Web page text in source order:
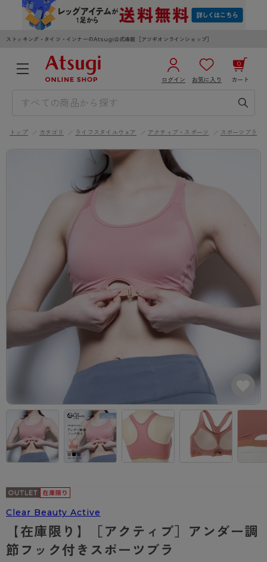
ストッキング・タイツ・インナーのAtsugi公式通販［アツギオンラインショップ］
ログイン お気に入り カート
0
カートを見る
3,980円以上のご購入で送料無料
ログイン／新規会員登録
WOMEN KIDS
カテゴリから探す
レッグウェア
ストッキング
- 無地ストッキング
- 柄ストッキング
- ショート丈ストッキング
- 着圧ストッキング
- パンティ部レスストッキング
タイツ
- 柄タイツ
- ひざ下丈タイツ
- 着圧タイツ
インナーウェア
ブラジャー
- ノンワイヤーブラ
- ワイヤーブラ
- ブラトップ
ショーツ
- レギュラーショーツ
肌着・インナー
- 長袖（七分袖以上）
ライフスタイルウェア
トップス
ルームウェア・パジャマ
アクティブ・スポーツ
- スポーツブラ
雑貨・小物
レッグウエア
ソックス・靴下
クルー・レギュラー丈ソックス
スニーカー丈・くるぶし丈ソックス
ハイソックス
インナーウエア
メンズパンツ
トランクス
Tバック・ビキニ
肌着・インナー
ライフスタイルウェア
トップス
ルームウェア・パジャマ
レッグウエア
タイツ
ソックス・靴下
クルー・レギュラー丈ソックス
スニーカー丈・くるぶし丈ソックス
ハイソックス
スクールソックス
インナーウエア
ブラジャー
ノンワイヤーブラ
ワイヤーブラ
スポーツブラ
ショーツ
レギュラーショーツ
ブランドから探す
アスティーグ
クリアビューティアクティブ
スゴスト
フェイクタイツ
hotto comfort
スクールタイム
みんなの、みんなの。
商品選びのお手伝い
お悩み別ガードル
ブラジャー特集
私に似合う、ストッキング選び
タイツの選び方
ご利用ガイド
はじめての方へ
よくある質問（FAQ）
配送方法について
返品・交換について
トップ カテゴリ ライフスタイルウェア アクティブ・スポーツ スポーツブラ
Clear Beauty Active
【在庫限り】［アクティブ］アンダー調
節フック付きスポーツブラ